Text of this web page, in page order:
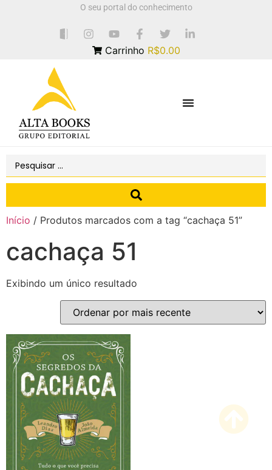
O seu portal do conhecimento
Carrinho R$0.00
Início / Produtos marcados com a tag “cachaça 51”
cachaça 51
Exibindo um único resultado